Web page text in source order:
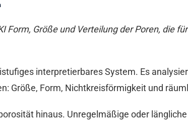
Größe und Verteilung der Poren, die
interpretierbares System. Es
Größe, Form, Nichtkreisförmigkeit und
hinaus. Unregelmäßige oder